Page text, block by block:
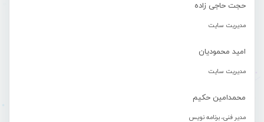
حجت حاجی زاده
مدیریت سایت
امید محمودیان
مدیریت سایت
محمدامین حکیم
مدیر فنی، برنامه نویس